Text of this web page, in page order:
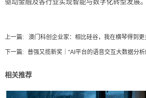
上一篇: 澳门科创企业家：相比硅谷，我在横琴得到
下一篇: 普强又揽新奖｜“AI平台的语音交互大数据分析
相关推荐